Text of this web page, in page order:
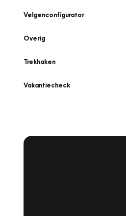
Velgenconfigurator
Overig
Trekhaken
Vakantiecheck